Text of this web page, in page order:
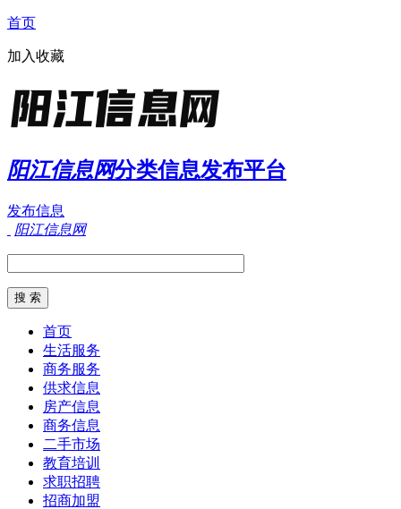
首页
加入收藏
阳江信息网分类信息发布平台
发布信息
阳江信息网
首页
生活服务
商务服务
供求信息
房产信息
商务信息
二手市场
教育培训
求职招聘
招商加盟